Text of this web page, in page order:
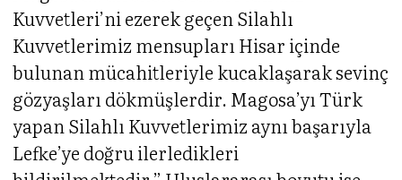
Kuvvetleri’ni ezerek geçen Silahlı
Kuvvetlerimiz mensupları Hisar içinde
bulunan mücahitleriyle kucaklaşarak sevinç
gözyaşları dökmüşlerdir. Magosa’yı Türk
yapan Silahlı Kuvvetlerimiz aynı başarıyla
Lefke’ye doğru ilerledikleri